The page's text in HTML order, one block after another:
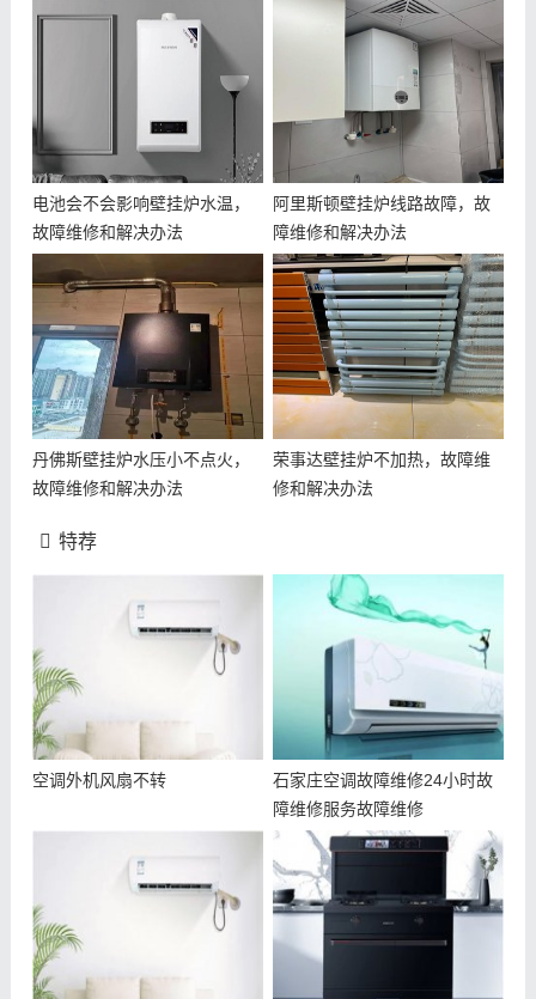
电池会不会影响壁挂炉水温，
故障维修和解决办法
阿里斯顿壁挂炉线路故障，故
障维修和解决办法
丹佛斯壁挂炉水压小不点火，
故障维修和解决办法
荣事达壁挂炉不加热，故障维
修和解决办法
特荐
空调外机风扇不转
石家庄空调故障维修24小时故
障维修服务故障维修